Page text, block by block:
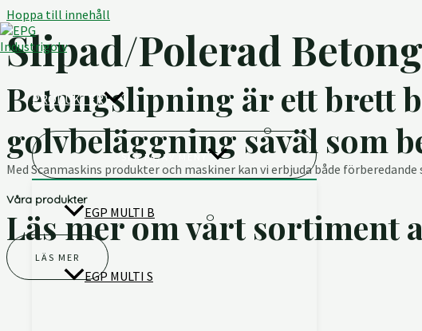
Hoppa till innehåll
PRODUKTER
SLÅ PÅ/AV MENY
EGP MULTI B
EGP MULTI S
Slipad/Polerad Betong
Betongslipning är ett brett
golvbeläggning såväl som
Med Scanmaskins produkter och maskiner kan vi erbjuda både
Våra produkter
Läs mer om vårt
LÄS MER